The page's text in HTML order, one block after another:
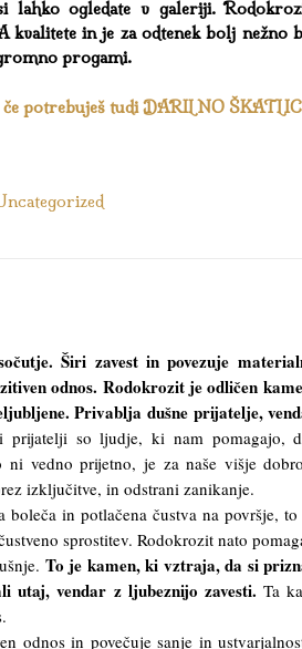
lahko ogledate v galeriji.
kvalitete in je za odtenek bolj nežno
progami.
potrebuješ tudi DARILNO
Širi zavest in povezuje
odnos. Rodokrozit je odličen
Privablja dušne prijatelje,
prijatelji so ljudje, ki nam pomagajo,
vedno prijetno, je za naše višje
izključitve, in odstrani zanikanje.
in potlačena čustva na površje, to
sprostitev. Rodokrozit nato
To je kamen, ki vztraja, da si
utaj, vendar z ljubeznijo zavesti. Ta
odnos in povečuje sanje in